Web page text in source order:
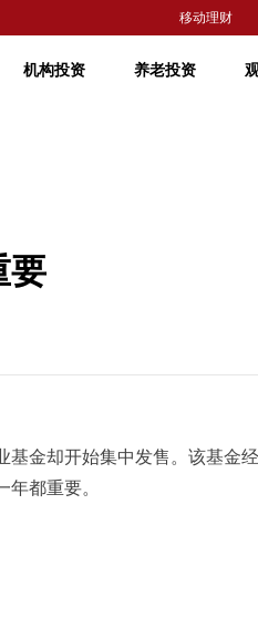
移动理财
机构投资 养老投资
要
金却开始集中发售。该基金
都重要。